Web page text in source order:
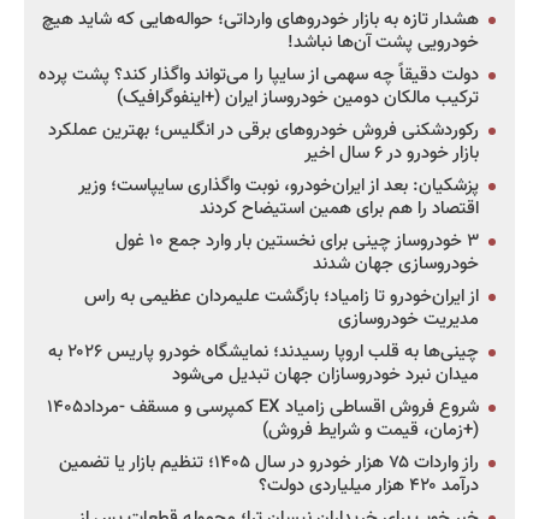
هشدار تازه به بازار خودروهای وارداتی؛ حواله‌هایی که شاید هیچ
خودرویی پشت آن‌ها نباشد!
دولت دقیقاً چه سهمی از سایپا را می‌تواند واگذار کند؟ پشت پرده
ترکیب مالکان دومین خودروساز ایران (+اینفوگرافیک)
رکوردشکنی فروش خودروهای برقی در انگلیس؛ بهترین عملکرد
بازار خودرو در ۶ سال اخیر
پزشکیان: بعد از ایران‌خودرو، نوبت واگذاری سایپاست؛ وزیر
اقتصاد را هم برای همین استیضاح کردند
۳ خودروساز چینی برای نخستین بار وارد جمع ۱۰ غول
خودروسازی جهان شدند
از ایران‌خودرو تا زامیاد؛ بازگشت علیمردان عظیمی به راس
مدیریت خودروسازی
چینی‌ها به قلب اروپا رسیدند؛ نمایشگاه خودرو پاریس ۲۰۲۶ به
میدان نبرد خودروسازان جهان تبدیل می‌شود
شروع فروش اقساطی زامیاد EX کمپرسی و مسقف -مرداد۱۴۰۵
(+زمان، قیمت و شرایط فروش)
راز واردات ۷۵ هزار خودرو در سال ۱۴۰۵؛ تنظیم بازار یا تضمین
درآمد ۴۲۰ هزار میلیاردی دولت؟